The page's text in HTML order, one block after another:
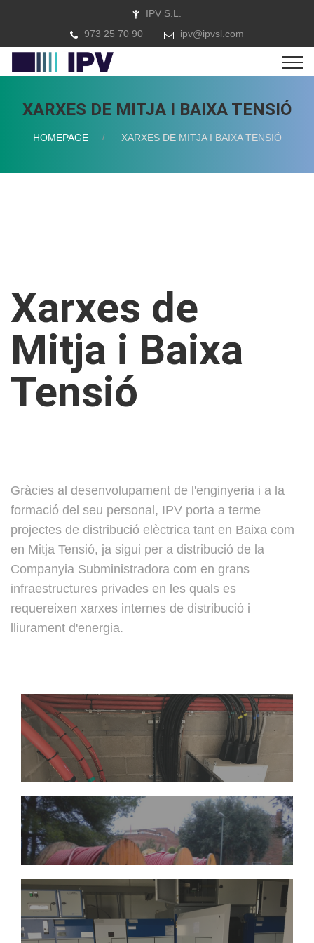
IPV S.L.
973 25 70 90
ipv@ipvsl.com
XARXES DE MITJA I BAIXA TENSIÓ
HOMEPAGE XARXES DE MITJA I BAIXA TENSIÓ
Xarxes de
Mitja i Baixa
Tensió
Gràcies al desenvolupament de l'enginyeria i a la
formació del seu personal, IPV porta a terme
projectes de distribució elèctrica tant en Baixa com
en Mitja Tensió, ja sigui per a distribució de la
Companyia Subministradora com en grans
infraestructures privades en les quals es
requereixen xarxes internes de distribució i
lliurament d'energia.